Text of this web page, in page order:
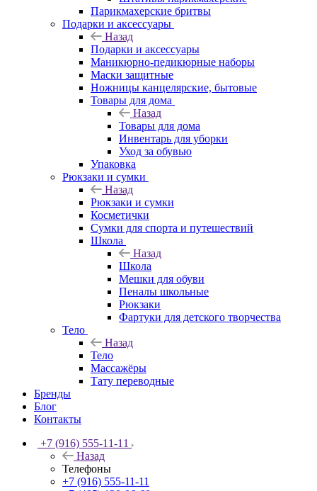
Парикмахерские бритвы
Подарки и аксессуары
Назад
Подарки и аксессуары
Маникюрно-педикюрные наборы
Маски защитные
Ножницы канцелярские, бытовые
Товары для дома
Назад
Товары для дома
Инвентарь для уборки
Уход за обувью
Упаковка
Рюкзаки и сумки
Назад
Рюкзаки и сумки
Косметички
Сумки для спорта и путешествий
Школа
Назад
Школа
Мешки для обуви
Пеналы школьные
Рюкзаки
Фартуки для детского творчества
Тело
Назад
Тело
Массажёры
Тату переводные
Бренды
Блог
Контакты
+7 (916) 555-11-11
Назад
Телефоны
+7 (916) 555-11-11